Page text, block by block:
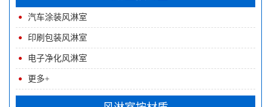
汽车涂装风淋室
印刷包装风淋室
电子净化风淋室
更多+